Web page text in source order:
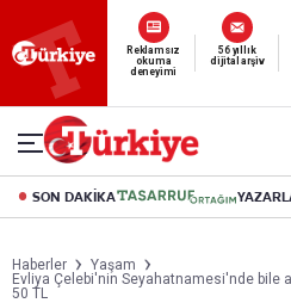
abonelik 19
SON DAKİKA
Haberler
Yaşam
Evliya Çelebi'nin Seyahatnamesi'nde bile
50 TL